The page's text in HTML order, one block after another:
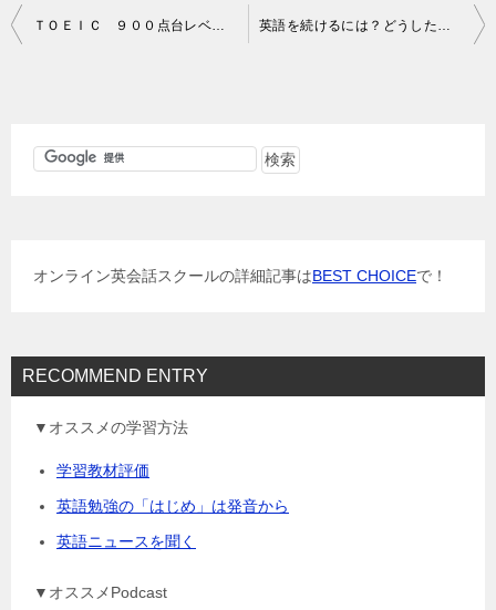
投
オンライン英会話スクールの詳細記事はBEST CHOICEで！
RECOMMEND ENTRY
▼オススメの学習方法
学習教材評価
英語勉強の「はじめ」は発音から
英語ニュースを聞く
▼オススメPodcast